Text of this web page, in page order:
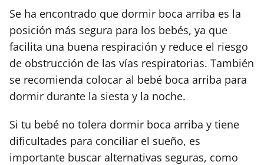
Se ha encontrado que dormir boca arriba es la
posición más segura para los bebés, ya que
facilita una buena respiración y reduce el riesgo
de obstrucción de las vías respiratorias. También
se recomienda colocar al bebé boca arriba para
dormir durante la siesta y la noche.
Si tu bebé no tolera dormir boca arriba y tiene
dificultades para conciliar el sueño, es
importante buscar alternativas seguras, como